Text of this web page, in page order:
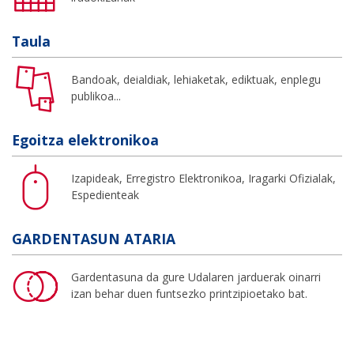
Taula
Bandoak, deialdiak, lehiaketak, ediktuak, enplegu
publikoa...
Egoitza elektronikoa
Izapideak, Erregistro Elektronikoa, Iragarki Ofizialak,
Espedienteak
GARDENTASUN ATARIA
Gardentasuna da gure Udalaren jarduerak oinarri
izan behar duen funtsezko printzipioetako bat.